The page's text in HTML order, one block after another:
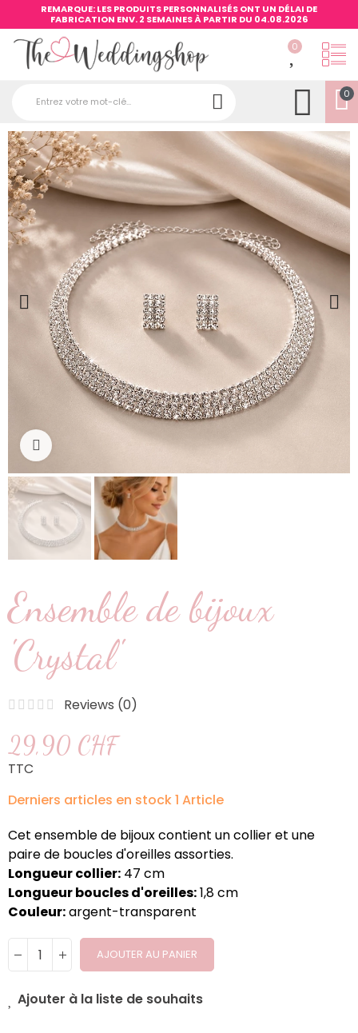
REMARQUE: LES PRODUITS PERSONNALISÉS ONT UN DÉLAI DE
FABRICATION ENV. 2 SEMAINES À PARTIR DU 04.08.2026
0
0
Ensemble de bijoux
'Crystal'
Reviews (0)
29,90 CHF
TTC
Derniers articles en stock1 Article
Cet ensemble de bijoux contient un collier et une
paire de boucles d'oreilles assorties.
Longueur collier: 47 cm
Longueur boucles d'oreilles:1,8 cm
Couleur:argent-transparent
AJOUTER AU PANIER
Ajouter à la liste de souhaits